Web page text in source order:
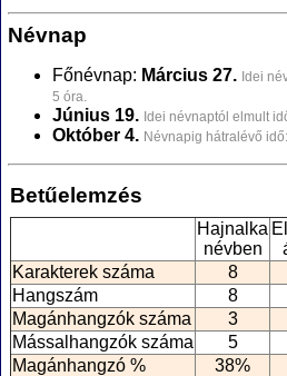
Névnap
Főnévnap: Március 27. Idei
5 óra.
Június 19. Idei névnaptól elmult
Október 4. Névnapig hátralévő
Betűelemzés
Hajnalka
névben
Karakterek száma
8
Hangszám
8
Magánhangzók száma
3
Mássalhangzók száma
5
Magánhangzó %
38%